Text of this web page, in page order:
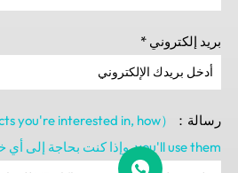
*
,how
you'll, وإذا كنت بحاجة إلى أي خدمات